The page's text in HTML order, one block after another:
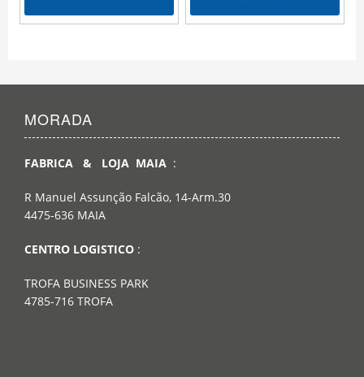
MORADA
FABRICA & LOJA MAIA :
R Manuel Assunção Falcão, 14-Arm.30
4475-636 MAIA
CENTRO LOGISTICO :
TROFA BUSINESS PARK
4785-716 TROFA